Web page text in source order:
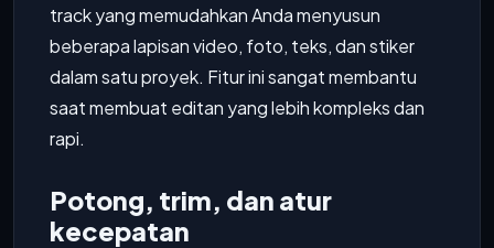
track yang memudahkan Anda menyusun
beberapa lapisan video, foto, teks, dan stiker
dalam satu proyek. Fitur ini sangat membantu
saat membuat editan yang lebih kompleks dan
rapi.
Potong, trim, dan atur
kecepatan